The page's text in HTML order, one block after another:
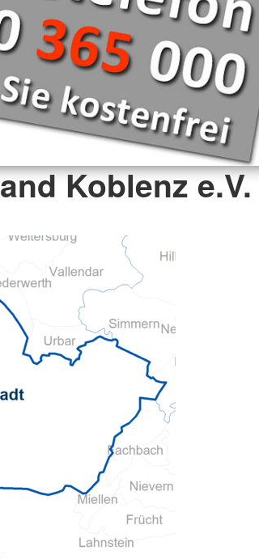
Koblenz e.V.